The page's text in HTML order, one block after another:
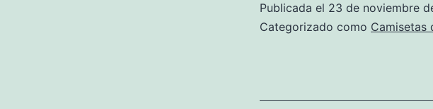
Publicada el 23 de noviembre
Categorizado como Camisetas